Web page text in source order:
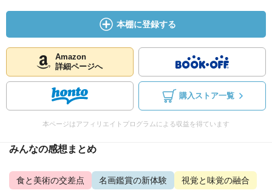
本棚に登録する
Amazon
詳細ページへ
購入ストア一覧
本ページはアフィリエイトプログラムによる収益を得ています
みんなの感想まとめ
食と美術の交差点 名画鑑賞の新体験
視覚と味覚の融合